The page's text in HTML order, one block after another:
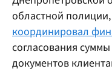
областной полиции,
координировал
согласования
документов